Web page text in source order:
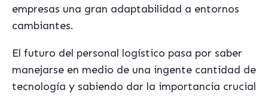
empresas una gran adaptabilidad a entornos
cambiantes.
El futuro del personal logístico pasa por saber
manejarse en medio de una ingente cantidad de
tecnología y sabiendo dar la importancia crucial